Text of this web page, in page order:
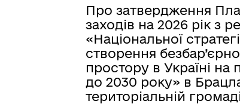
Про затвердження
заходів на 2026 рік з
«Національної
створення
простору в Україні на
до 2030 року» в
територіальній